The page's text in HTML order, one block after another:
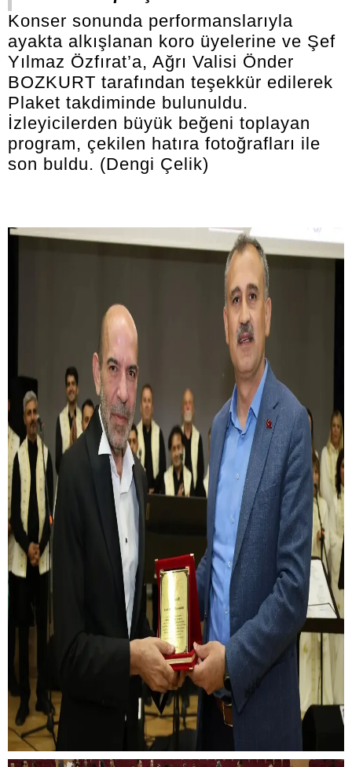
Konser sonunda performanslarıyla
ayakta alkışlanan koro üyelerine ve Şef
Yılmaz Özfırat’a, Ağrı Valisi Önder
BOZKURT tarafından teşekkür edilerek
Plaket takdiminde bulunuldu.
İzleyicilerden büyük beğeni toplayan
program, çekilen hatıra fotoğrafları ile
son buldu. (Dengi Çelik)